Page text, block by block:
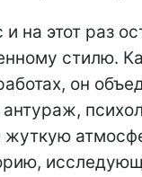
на этот раз
стилю.
он
жуткую